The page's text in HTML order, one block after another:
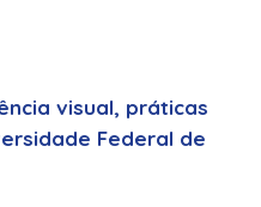
visual, práticas
Federal de